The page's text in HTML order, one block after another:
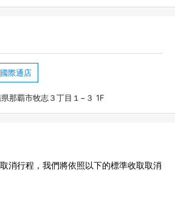
際通店
那覇市牧志３丁目１−３ 1F
消行程，我們將依照以下的標準收取取消